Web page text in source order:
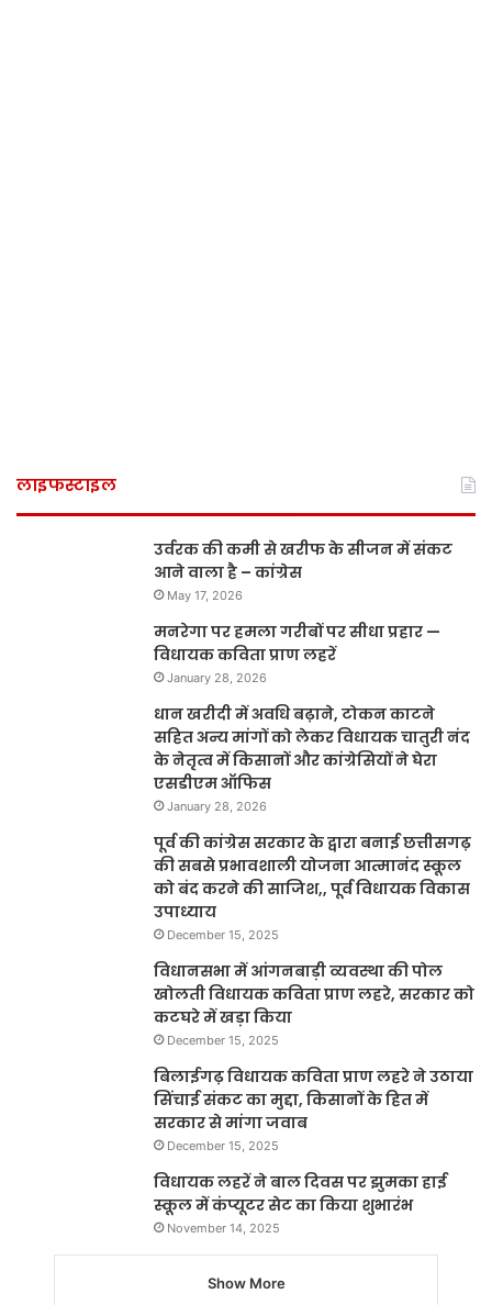
लाइफस्टाइल
उर्वरक की कमी से खरीफ के सीजन में संकट
आने वाला है – कांग्रेस
May 17, 2026
मनरेगा पर हमला गरीबों पर सीधा प्रहार —
विधायक कविता प्राण लहरें
January 28, 2026
धान खरीदी में अवधि बढ़ाने, टोकन काटने
सहित अन्य मांगों को लेकर विधायक चातुरी नंद
के नेतृत्व में किसानों और कांग्रेसियों ने घेरा
एसडीएम ऑफिस
January 28, 2026
पूर्व की कांग्रेस सरकार के द्वारा बनाई छत्तीसगढ़
की सबसे प्रभावशाली योजना आत्मानंद स्कूल
को बंद करने की साजिश,, पूर्व विधायक विकास
उपाध्याय
December 15, 2025
विधानसभा में आंगनबाड़ी व्यवस्था की पोल
खोलती विधायक कविता प्राण लहरे, सरकार को
कटघरे में खड़ा किया
December 15, 2025
बिलाईगढ़ विधायक कविता प्राण लहरे ने उठाया
सिंचाई संकट का मुद्दा, किसानों के हित में
सरकार से मांगा जवाब
December 15, 2025
विधायक लहरें ने बाल दिवस पर झुमका हाई
स्कूल में कंप्यूटर सेट का किया शुभारंभ
November 14, 2025
Show More